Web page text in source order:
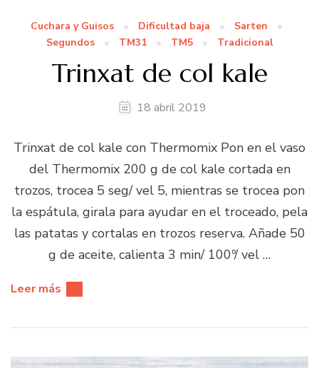
Cuchara y Guisos Dificultad baja
Sarten
Segundos
TM31 TM5 Tradicional
Trinxat de col kale
18 abril 2019
Trinxat de col kale con Thermomix Pon en el vaso
del Thermomix 200 g de col kale cortada en
trozos, trocea 5 seg/ vel 5, mientras se trocea pon
la espátula, girala para ayudar en el troceado, pela
las patatas y cortalas en trozos reserva. Añade 50
g de aceite, calienta 3 min/ 100º/ vel …
Leer más